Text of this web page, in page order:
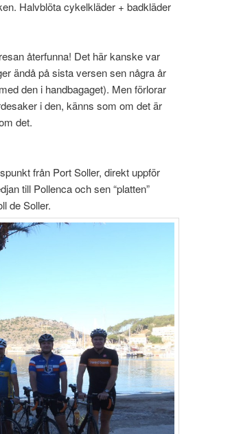
Halvblöta cykelkläder + badkläder
återfunna! Det här kanske var
ändå på sista versen sen några år
den i handbagaget). Men förlorar
i den, känns som om det är
det.
från Port Soller, direkt uppför
till Pollenca och sen “platten”
de Soller.